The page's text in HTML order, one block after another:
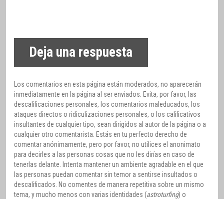
Deja una respuesta
Los comentarios en esta página están moderados, no aparecerán
inmediatamente en la página al ser enviados. Evita, por favor, las
descalificaciones personales, los comentarios maleducados, los
ataques directos o ridiculizaciones personales, o los calificativos
insultantes de cualquier tipo, sean dirigidos al autor de la página o a
cualquier otro comentarista. Estás en tu perfecto derecho de
comentar anónimamente, pero por favor, no utilices el anonimato
para decirles a las personas cosas que no les dirías en caso de
tenerlas delante. Intenta mantener un ambiente agradable en el que
las personas puedan comentar sin temor a sentirse insultados o
descalificados. No comentes de manera repetitiva sobre un mismo
tema, y mucho menos con varias identidades (astroturfing) o